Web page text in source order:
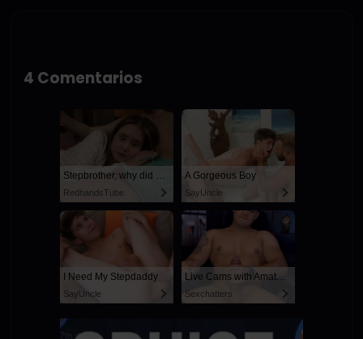
4 Comentarios
Stepbrother, why did you show me your dick? Now I want to fuck you with my wet pussy
RedhandsTube
A Gorgeous Boy
SayUncle
I Need My Stepdaddy
SayUncle
Live Cams with Amateur Men
Sexchatters